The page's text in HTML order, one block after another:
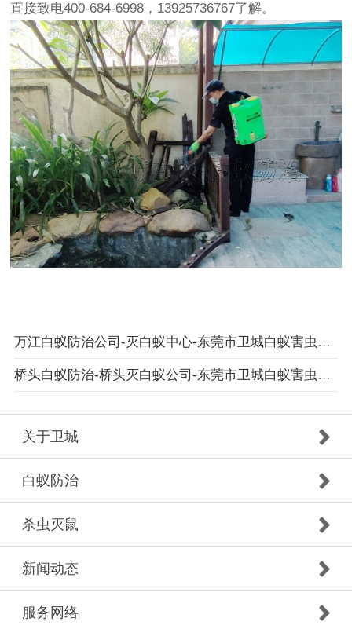
直接致电400-684-6998，13925736767了解。
万江白蚁防治公司-灭白蚁中心-东莞市卫城白蚁害虫防治有限公司
桥头白蚁防治-桥头灭白蚁公司-东莞市卫城白蚁害虫防治有限公司
关于卫城
白蚁防治
杀虫灭鼠
新闻动态
服务网络